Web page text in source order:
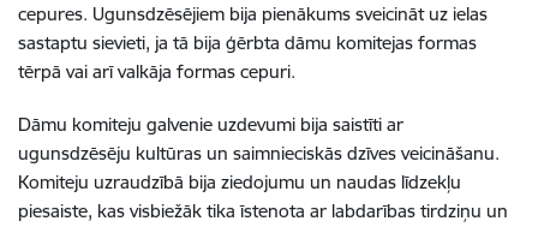
cepures. Ugunsdzēsējiem bija pienākums sveicināt uz ielas
sastaptu sievieti, ja tā bija ģērbta dāmu komitejas formas
tērpā vai arī valkāja formas cepuri.
Dāmu komiteju galvenie uzdevumi bija saistīti ar
ugunsdzēsēju kultūras un saimnieciskās dzīves veicināšanu.
Komiteju uzraudzībā bija ziedojumu un naudas līdzekļu
piesaiste, kas visbiežāk tika īstenota ar labdarības tirdziņu un